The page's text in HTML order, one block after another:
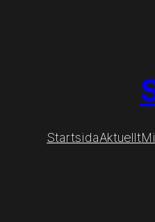
StartsidaAktuellt